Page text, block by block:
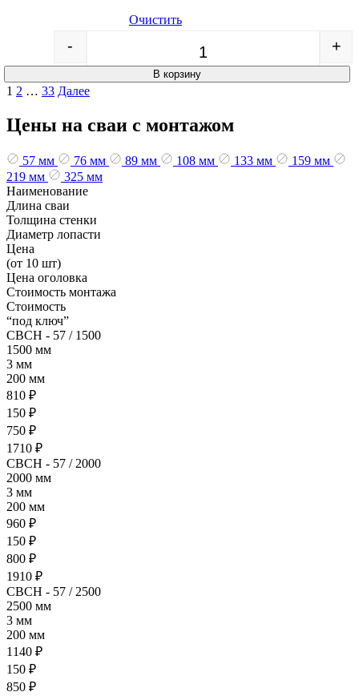
Очистить
Quantity
- +
В корзину
Пагинация
записей
1 2 … 33 Далее
Цены на сваи с монтажом
57 мм 76 мм 89 мм 108 мм 133 мм
159 мм
219 мм
325 мм
Наименование
Длина сваи
Толщина стенки
Диаметр лопасти
Цена
(от 10 шт)
Цена оголовка
Стоимость монтажа
Стоимость
“под ключ”
СВСН - 57 / 1500
1500 мм
3 мм
200 мм
810 ₽
150 ₽
750 ₽
1710 ₽
СВСН - 57 / 2000
2000 мм
3 мм
200 мм
960 ₽
150 ₽
800 ₽
1910 ₽
СВСН - 57 / 2500
2500 мм
3 мм
200 мм
1140 ₽
150 ₽
850 ₽